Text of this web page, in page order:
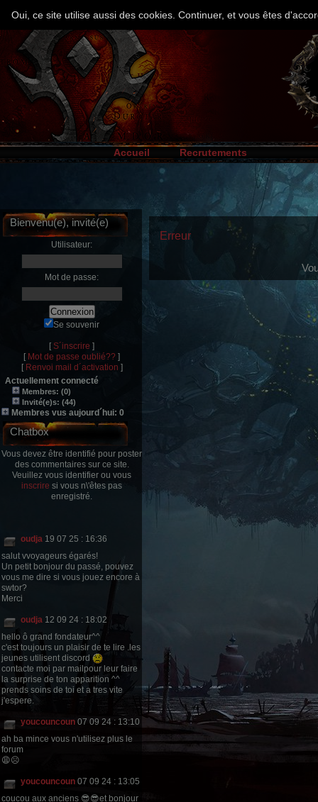
Accueil Recrutements
Bienvenu(e), invité(e)
Utilisateur:
Mot de passe:
Se souvenir
[ S´inscrire ]
[ Mot de passe oublié?? ]
[ Renvoi mail d´activation ]
Actuellement connecté
Membres: (0)
Invité(e)s: (44)
Membres vus aujourd´hui: 0
Chatbox
Vous devez être identifié pour poster
des commentaires sur ce site.
Veuillez vous identifier ou vous
inscrire si vous n\'êtes pas
enregistré.
oudja 19 07 25 : 16:36
salut vvoyageurs égarés!
Un petit bonjour du passé, pouvez
vous me dire si vous jouez encore à
swtor?
Merci
oudja 12 09 24 : 18:02
hello ô grand fondateur^^
c'est toujours un plaisir de te lire .les
jeunes utilisent discord
contacte moi par mailpour leur faire
la surprise de ton apparition ^^
prends soins de toi et a tres vite
j'espere.
youcouncoun 07 09 24 : 13:10
ah ba mince vous n'utilisez plus le
forum
😩☹
youcouncoun 07 09 24 : 13:05
coucou aux anciens 😎😎et bonjour
Erreur
Oui, ce site utilise aussi des cookies. Continuer, et vous êtes